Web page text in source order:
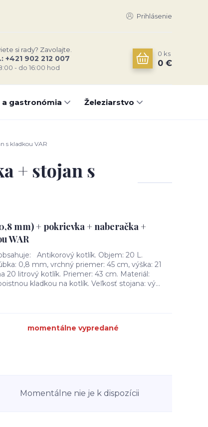
Prihlásenie
si rady? Zavolajte.
+421 902 212 007
- do 16:00 hod
0 ks
0 €
a gastronómia Železiarstvo
s kladkou VAR
+ stojan s
mm) + pokrievka + naberačka +
WAR
Antikorový kotlík. Objem: 20 L.
0,8 mm, vrchný priemer: 45 cm, výška: 21
20 litrový kotlík. Priemer: 43 cm. Materiál:
kladkou na kotlík. Veľkosť stojana: vý...
momentálne vypredané
Momentálne nie je k dispozícii